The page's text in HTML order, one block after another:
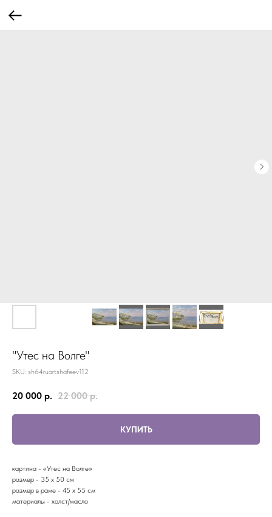
"Утес на Волге"
SKU: sh64ruartshafeev112
20 000 р. 22 000 р.
КУПИТЬ
картина - «Утес на Волге»
размер - 35 x 50 см
размер в раме - 45 х 55 см
материалы - холст/масло